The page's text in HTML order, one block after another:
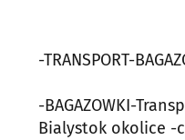
-TRANSPORT-
-BAGAZOWKI-
Bialystok okolice -